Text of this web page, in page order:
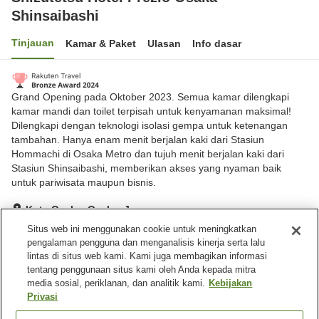
Shinsaibashi
Tinjauan Kamar & Paket Ulasan Info dasar
Grand Opening pada Oktober 2023. Semua kamar dilengkapi
kamar mandi dan toilet terpisah untuk kenyamanan maksimal!
Dilengkapi dengan teknologi isolasi gempa untuk ketenangan
tambahan. Hanya enam menit berjalan kaki dari Stasiun
Hommachi di Osaka Metro dan tujuh menit berjalan kaki dari
Stasiun Shinsaibashi, memberikan akses yang nyaman baik
untuk pariwisata maupun bisnis.
Kota Osaka, Osaka, Jepang
Lihat di peta
Hebat Ulasan:479
Fasilitas properti
Wi-Fi
Restoran
Situs web ini menggunakan cookie untuk meningkatkan
pengalaman pengguna dan menganalisis kinerja serta lalu
lintas di situs web kami. Kami juga membagikan informasi
tentang penggunaan situs kami oleh Anda kepada mitra
media sosial, periklanan, dan analitik kami. Kebijakan
Privasi